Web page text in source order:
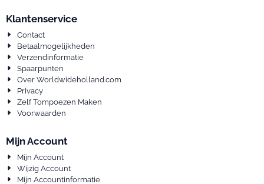
Klantenservice
Contact
Betaalmogelijkheden
Verzendinformatie
Spaarpunten
Over Worldwideholland.com
Privacy
Zelf Tompoezen Maken
Voorwaarden
Mijn Account
Mijn Account
Wijzig Account
Mijn Accountinformatie